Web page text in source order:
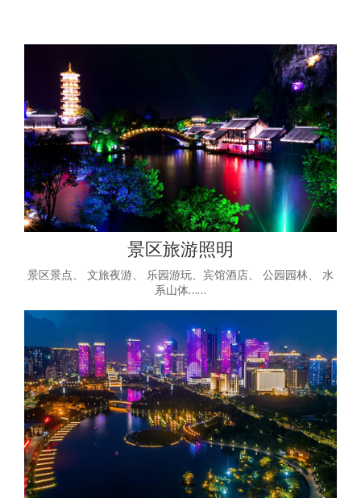
景区旅游照明
景区景点、 文旅夜游、 乐园游玩、宾馆酒店、 公园园林、 水
系山体……